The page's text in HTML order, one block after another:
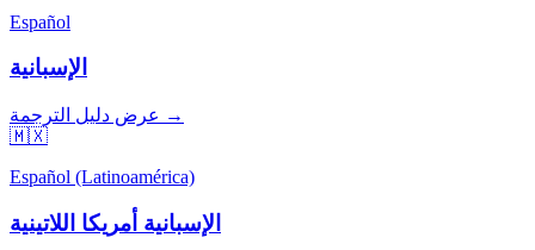
Español
الإسبانية
عرض دليل الترجمة →
🇲🇽
Español (Latinoamérica)
الإسبانية أمريكا اللاتينية